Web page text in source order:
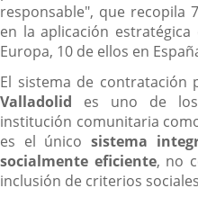
responsable", que recopila
en la aplicación
Europa, 10 de ellos en
El sistema de contratación
Valladolid es uno de
institución comunitaria
es el únicosistema
socialmente eficiente, no
inclusión de criterios